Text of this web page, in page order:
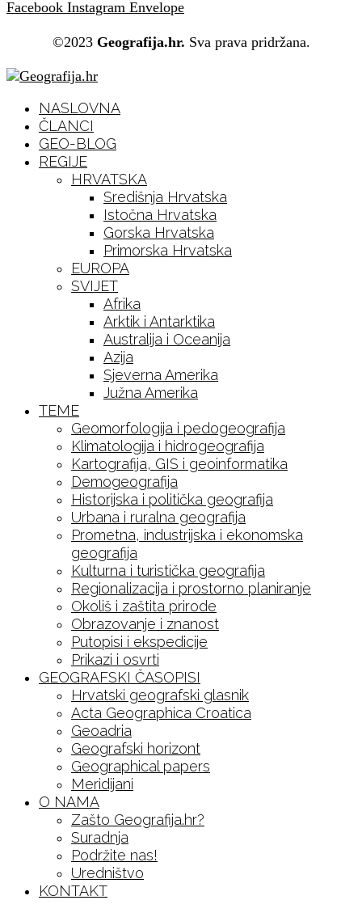
Facebook Instagram Envelope
©2023 Geografija.hr. Sva prava pridržana.
NASLOVNA
ČLANCI
GEO-BLOG
REGIJE
HRVATSKA
Središnja Hrvatska
Istočna Hrvatska
Gorska Hrvatska
Primorska Hrvatska
EUROPA
SVIJET
Afrika
Arktik i Antarktika
Australija i Oceanija
Azija
Sjeverna Amerika
Južna Amerika
TEME
Geomorfologija i pedogeografija
Klimatologija i hidrogeografija
Kartografija, GIS i geoinformatika
Demogeografija
Historijska i politička geografija
Urbana i ruralna geografija
Prometna, industrijska i ekonomska
geografija
Kulturna i turistička geografija
Regionalizacija i prostorno planiranje
Okoliš i zaštita prirode
Obrazovanje i znanost
Putopisi i ekspedicije
Prikazi i osvrti
GEOGRAFSKI ČASOPISI
Hrvatski geografski glasnik
Acta Geographica Croatica
Geoadria
Geografski horizont
Geographical papers
Meridijani
O NAMA
Zašto Geografija.hr?
Suradnja
Podržite nas!
Uredništvo
KONTAKT